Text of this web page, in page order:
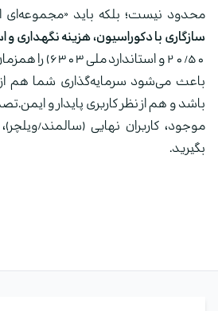
محدود نیست؛ بلکه باید «مجموعه‌ای
سازگاری با دکوراسیون، هزینه نگهداری و
20/50 و
باعث می‌شود سرمایه‌گذاری شما هم
باشد و هم از نظر کاربری پایدار و
موجود، کاربران نهایی (سالمند/
بگیرید.